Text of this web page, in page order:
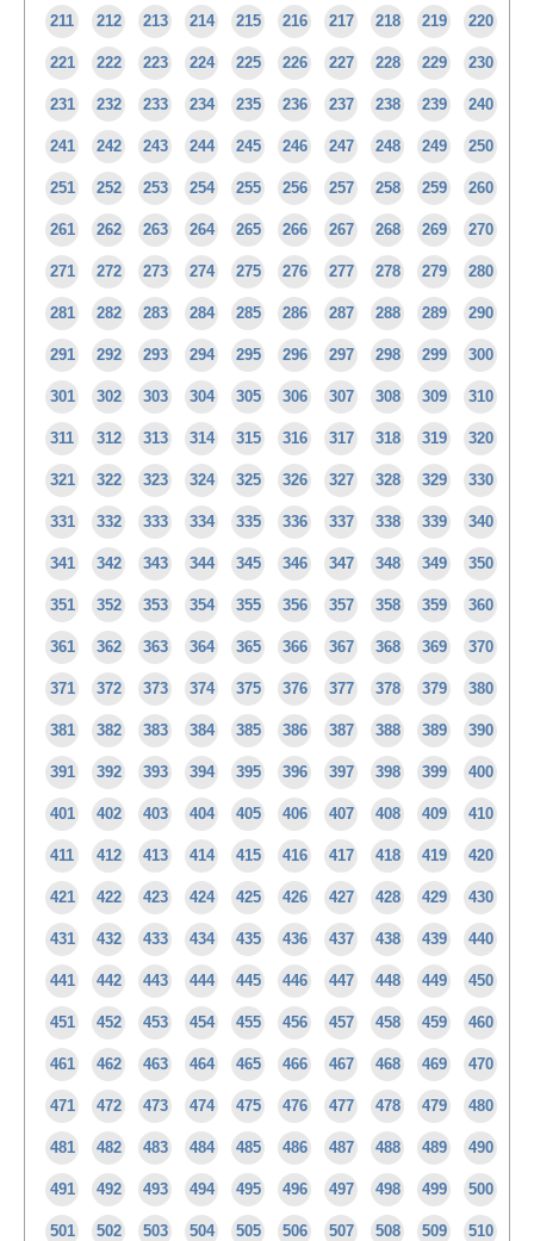
211 212 213 214 215 216 217 218 219 220
221 222 223 224 225 226 227 228 229 230
231 232 233 234 235 236 237 238 239 240
241 242 243 244 245 246 247 248 249 250
251 252 253 254 255 256 257 258 259 260
261 262 263 264 265 266 267 268 269 270
271 272 273 274 275 276 277 278 279 280
281 282 283 284 285 286 287 288 289 290
291 292 293 294 295 296 297 298 299 300
301 302 303 304 305 306 307 308 309 310
311 312 313 314 315 316 317 318 319 320
321 322 323 324 325 326 327 328 329 330
331 332 333 334 335 336 337 338 339 340
341 342 343 344 345 346 347 348 349 350
351 352 353 354 355 356 357 358 359 360
361 362 363 364 365 366 367 368 369 370
371 372 373 374 375 376 377 378 379 380
381 382 383 384 385 386 387 388 389 390
391 392 393 394 395 396 397 398 399 400
401 402 403 404 405 406 407 408 409 410
411 412 413 414 415 416 417 418 419 420
421 422 423 424 425 426 427 428 429 430
431 432 433 434 435 436 437 438 439 440
441 442 443 444 445 446 447 448 449 450
451 452 453 454 455 456 457 458 459 460
461 462 463 464 465 466 467 468 469 470
471 472 473 474 475 476 477 478 479 480
481 482 483 484 485 486 487 488 489 490
491 492 493 494 495 496 497 498 499 500
501 502 503 504 505 506 507 508 509 510